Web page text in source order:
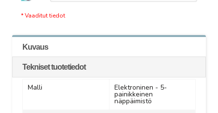
* Vaaditut tiedot
Kuvaus
Tekniset tuotetiedot
Malli Elektroninen - 5-
painikkeinen
näppäimistö